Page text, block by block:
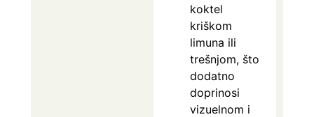
koktel
kriškom
limuna ili
trešnjom, što
dodatno
doprinosi
vizuelnom i